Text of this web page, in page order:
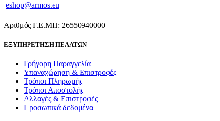
eshop@armos.eu
Αριθμός Γ.Ε.ΜΗ: 26550940000
ΕΞΥΠΗΡΕΤΗΣΗ ΠΕΛΑΤΩΝ
Γρήγορη Παραγγελία
Υπαναχώρηση & Επιστροφές
Τρόποι Πληρωμής
Τρόποι Αποστολής
Αλλαγές & Επιστροφές
Προσωπικά δεδομένα